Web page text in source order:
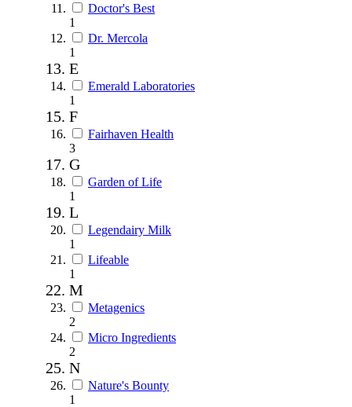
Doctor's Best
1
Dr. Mercola
1
E
Emerald Laboratories
1
F
Fairhaven Health
3
G
Garden of Life
1
L
Legendairy Milk
1
Lifeable
1
M
Metagenics
2
Micro Ingredients
2
N
Nature's Bounty
1